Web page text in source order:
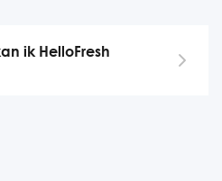
ik HelloFresh